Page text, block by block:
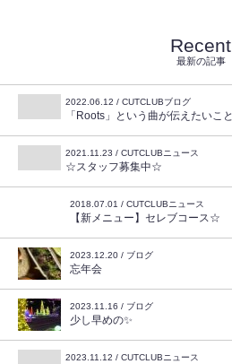
Recent
最新の記事
2022.06.12 / CUTCLUBブログ
「Roots」という曲が伝えたいこと
2021.11.23 / CUTCLUBニュース
☆スタッフ募集中☆
2018.07.01 / CUTCLUBニュース
【新メニュー】セレブコース☆
2023.12.20 / ブログ
忘年会
2023.11.16 / ブログ
少し早めの✨
2023.11.12 / CUTCLUBニュース